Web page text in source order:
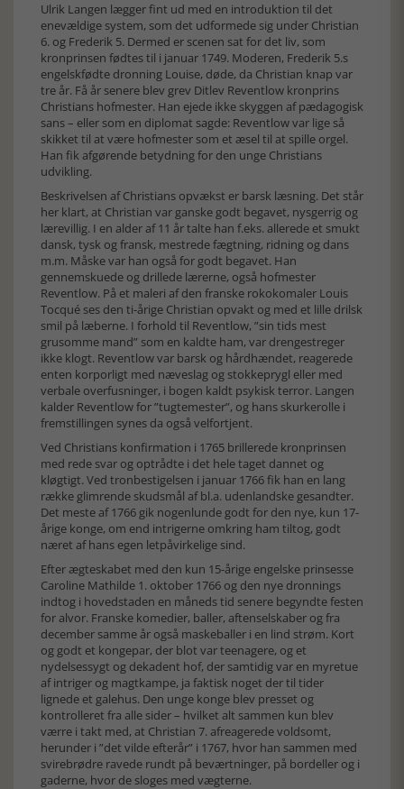
Ulrik Langen lægger fint ud med en introduktion til det
enevældige system, som det udformede sig under Christian
6. og Frederik 5. Dermed er scenen sat for det liv, som
kronprinsen fødtes til i januar 1749. Moderen, Frederik 5.s
engelskfødte dronning Louise, døde, da Christian knap var
tre år. Få år senere blev grev Ditlev Reventlow kronprins
Christians hofmester. Han ejede ikke skyggen af pædagogisk
sans – eller som en diplomat sagde: Reventlow var lige så
skikket til at være hofmester som et æsel til at spille orgel.
Han fik afgørende betydning for den unge Christians
udvikling.
Beskrivelsen af Christians opvækst er barsk læsning. Det står
her klart, at Christian var ganske godt begavet, nysgerrig og
lærevillig. I en alder af 11 år talte han f.eks. allerede et smukt
dansk, tysk og fransk, mestrede fægtning, ridning og dans
m.m. Måske var han også for godt begavet. Han
gennemskuede og drillede lærerne, også hofmester
Reventlow. På et maleri af den franske rokokomaler Louis
Tocqué ses den ti-årige Christian opvakt og med et lille drilsk
smil på læberne. I forhold til Reventlow, ”sin tids mest
grusomme mand” som en kaldte ham, var drengestreger
ikke klogt. Reventlow var barsk og hårdhændet, reagerede
enten korporligt med næveslag og stokkeprygl eller med
verbale overfusninger, i bogen kaldt psykisk terror. Langen
kalder Reventlow for ”tugtemester”, og hans skurkerolle i
fremstillingen synes da også velfortjent.
Ved Christians konfirmation i 1765 brillerede kronprinsen
med rede svar og optrådte i det hele taget dannet og
kløgtigt. Ved tronbestigelsen i januar 1766 fik han en lang
række glimrende skudsmål af bl.a. udenlandske gesandter.
Det meste af 1766 gik nogenlunde godt for den nye, kun 17-
årige konge, om end intrigerne omkring ham tiltog, godt
næret af hans egen letpåvirkelige sind.
Efter ægteskabet med den kun 15-årige engelske prinsesse
Caroline Mathilde 1. oktober 1766 og den nye dronnings
indtog i hovedstaden en måneds tid senere begyndte festen
for alvor. Franske komedier, baller, aftenselskaber og fra
december samme år også maskeballer i en lind strøm. Kort
og godt et kongepar, der blot var teenagere, og et
nydelsessygt og dekadent hof, der samtidig var en myretue
af intriger og magtkampe, ja faktisk noget der til tider
lignede et galehus. Den unge konge blev presset og
kontrolleret fra alle sider – hvilket alt sammen kun blev
værre i takt med, at Christian 7. afreagerede voldsomt,
herunder i ”det vilde efterår” i 1767, hvor han sammen med
svirebrødre ravede rundt på beværtninger, på bordeller og i
gaderne, hvor de sloges med vægterne.